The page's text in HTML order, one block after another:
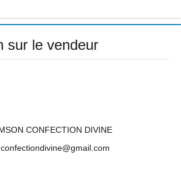
sur le vendeur
CONFECTION DIVINE
confectiondivine@gmail.com